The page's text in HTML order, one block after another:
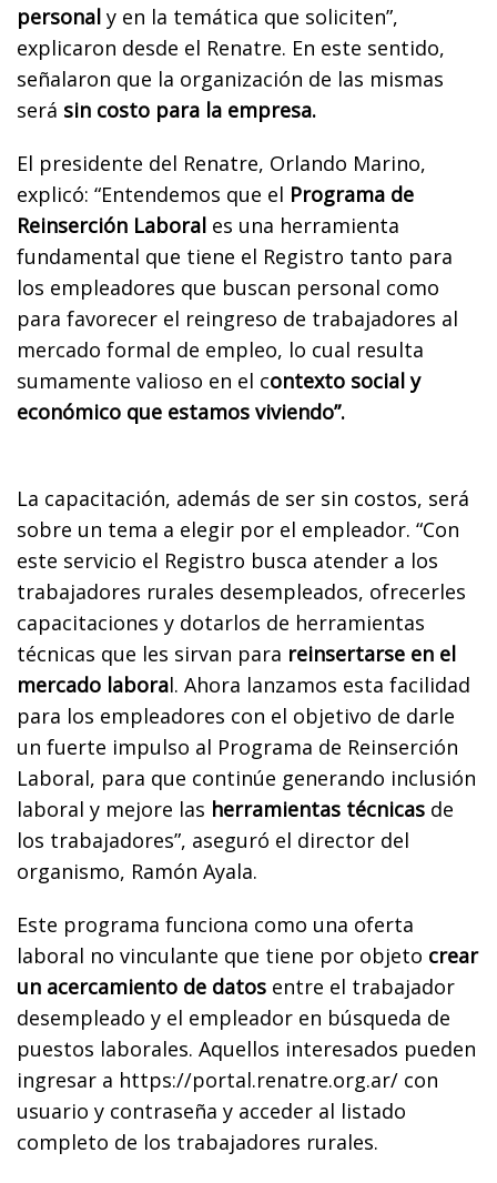
personal y en la temática que soliciten”,
explicaron desde el Renatre. En este sentido,
señalaron que la organización de las mismas
será sin costo para la empresa.
El presidente del Renatre, Orlando Marino,
explicó: “Entendemos que el Programa de
Reinserción Laboral es una herramienta
fundamental que tiene el Registro tanto para
los empleadores que buscan personal como
para favorecer el reingreso de trabajadores al
mercado formal de empleo, lo cual resulta
sumamente valioso en el contexto social y
económico que estamos viviendo”.
La capacitación, además de ser sin costos, será
sobre un tema a elegir por el empleador. “Con
este servicio el Registro busca atender a los
trabajadores rurales desempleados, ofrecerles
capacitaciones y dotarlos de herramientas
técnicas que les sirvan para reinsertarse en el
mercado laboral. Ahora lanzamos esta facilidad
para los empleadores con el objetivo de darle
un fuerte impulso al Programa de Reinserción
Laboral, para que continúe generando inclusión
laboral y mejore las herramientas técnicas de
los trabajadores”, aseguró el director del
organismo, Ramón Ayala.
Este programa funciona como una oferta
laboral no vinculante que tiene por objeto crear
un acercamiento de datos entre el trabajador
desempleado y el empleador en búsqueda de
puestos laborales. Aquellos interesados pueden
ingresar a https://portal.renatre.org.ar/ con
usuario y contraseña y acceder al listado
completo de los trabajadores rurales.